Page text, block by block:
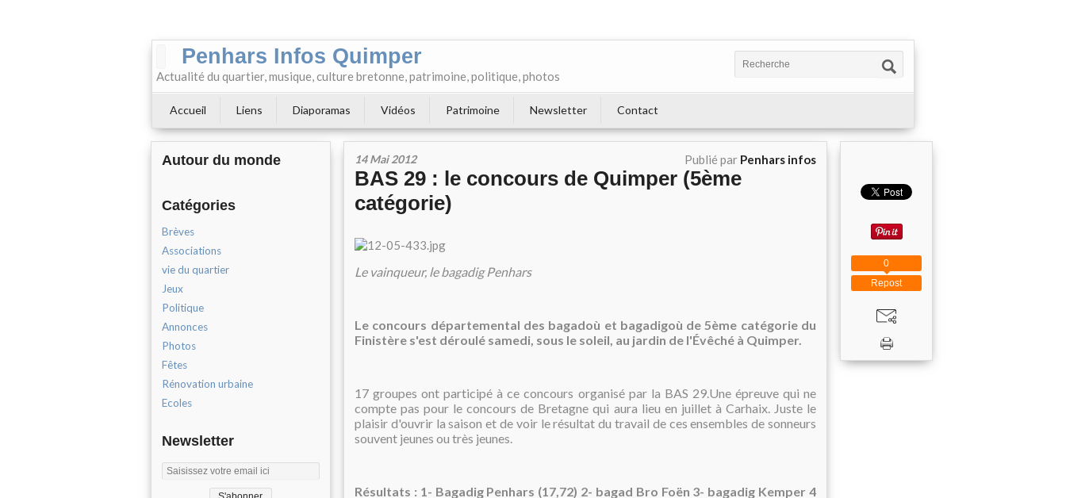
Penhars Infos Quimper
Actualité du quartier, musique, culture bretonne, patrimoine, politique, photos
Accueil Liens Diaporamas Vidéos Patrimoine Newsletter Contact
Autour du monde
Catégories
Brèves
Associations
vie du quartier
Jeux
Politique
Annonces
Photos
Fêtes
Rénovation urbaine
Ecoles
Newsletter
14 Mai 2012 Publié par Penhars infos
BAS 29 : le concours de Quimper (5ème
catégorie)
Le vainqueur, le bagadig Penhars
Le concours départemental des bagadoù et bagadigoù de 5ème catégorie du
Finistère s'est déroulé samedi, sous le soleil, au jardin de l'Évêché à Quimper.
17 groupes ont participé à ce concours organisé par la BAS 29.Une épreuve qui ne
compte pas pour le concours de Bretagne qui aura lieu en juillet à Carhaix. Juste le
plaisir d'ouvrir la saison et de voir le résultat du travail de ces ensembles de sonneurs
souvent jeunes ou très jeunes.
Résultats : 1- Bagadig Penhars (17,72) 2- bagad Bro Foën 3- bagadig Kemper 4
Repost
0